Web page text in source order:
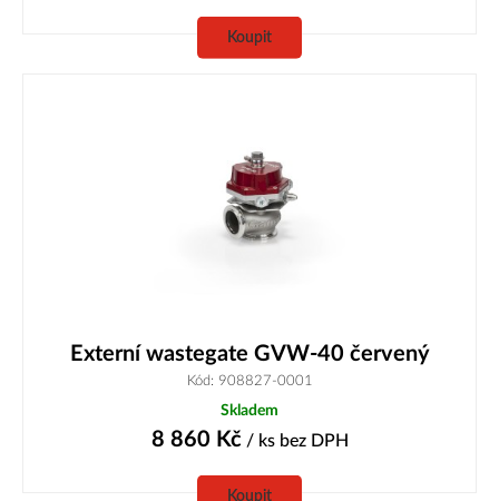
Koupit
Externí wastegate GVW-40 červený
Kód: 908827-0001
Skladem
8 860 Kč/ ks bez DPH
Koupit